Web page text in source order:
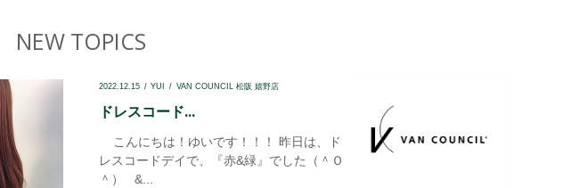
NEW TOPICS
2022.12.15 YUI VAN COUNCIL 松阪 嬉野店
ドレスコード...
こんにちは！ゆいです！！！ 昨日は、ド
レスコードデイで、『赤&緑』でした（＾Ｏ
＾） &...